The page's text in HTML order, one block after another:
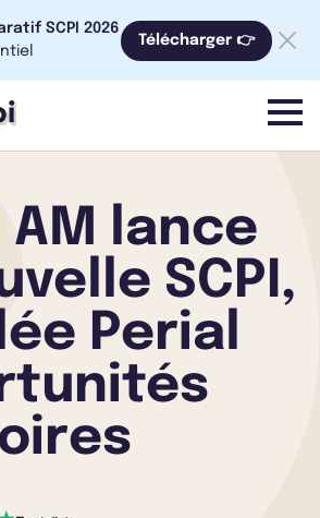
SCPI 2026
Télécharger 👉
menu
AM lance
SCPI,
Perial